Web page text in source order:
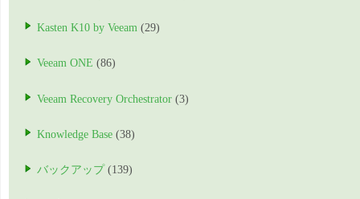
Kasten K10 by Veeam (29)
Veeam ONE (86)
Veeam Recovery Orchestrator (3)
Knowledge Base (38)
バックアップ (139)